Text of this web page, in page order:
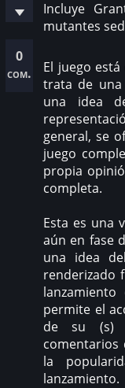
0
com.
Incluye
mutantes
El juego
trata de una
una idea
general, se
juego
propia
completa.
Esta es una
aún en fase
una idea
renderizado
permite el
de su (s)
comentarios
la
lanzamiento.